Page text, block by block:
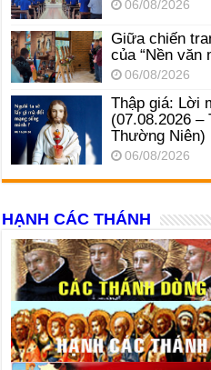
06/08/2026
Giữa chiến
của “Nền văn
06/08/2026
Thập giá: Lời
(07.08.2026 –
Thường Niên)
06/08/2026
HẠNH CÁC THÁNH